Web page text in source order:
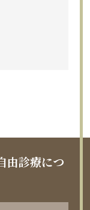
由診療につ